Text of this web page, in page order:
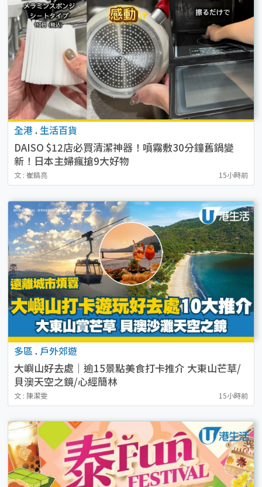
全港 . 生活百貨
DAISO $12店必買清潔神器！噴霧敷30分鐘舊鍋變
新！日本主婦瘋搶9大好物
文 : 崔鎬亮 15小時前
多區 . 戶外郊遊
大嶼山好去處｜逾15景點美食打卡推介 大東山芒草/
貝澳天空之鏡/心經簡林
文 : 陳潔雯 15小時前